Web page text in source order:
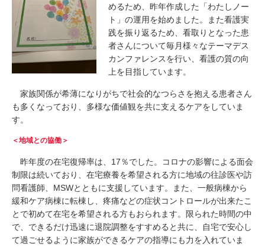
めるため、昨年作成した「わたしノー
ト」の運用を始めました。また看護実
践を振り返るため、看取りとなった患
者さんについて毎月様々なテーマデス
カンファレンスを行い、看護の質の向
上を目指しています。
家族関係が希薄になりがちで社会的なつらさを抱える患者さん
も多くなっており、多様な価値観を共に支えるケアをしていま
す。
＜地域との協働＞
昨年度の在宅復帰率は、17％でした。コロナの影響による面会
制限は続いており、在宅療養を希望される方に地域の往診医や訪
問看護師、MSWとともに支援しています。また、一般病棟から
緩和ケア病棟に転棟し、疼痛などの症状コントロールが出来たこ
とで初めて在宅を希望される方もおられます。限られた時間の中
で、できるだけ迅速に退院調整をすすめると共に、自宅で安心し
て過ごせるように家族ができるケアの指導にも力を入れていま